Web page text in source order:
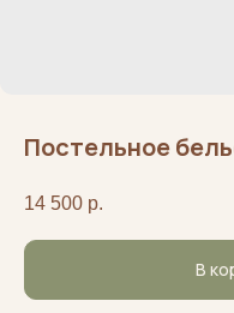
Постельное
14 500 р.
В